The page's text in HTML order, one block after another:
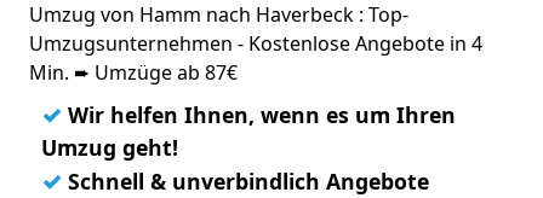
Umzug von Hamm nach Haverbeck : Top-
Umzugsunternehmen - Kostenlose Angebote in 4
Min. ➨ Umzüge ab 87€
✓ Wir helfen Ihnen, wenn es um Ihren
Umzug geht!
✓ Schnell & unverbindlich Angebote